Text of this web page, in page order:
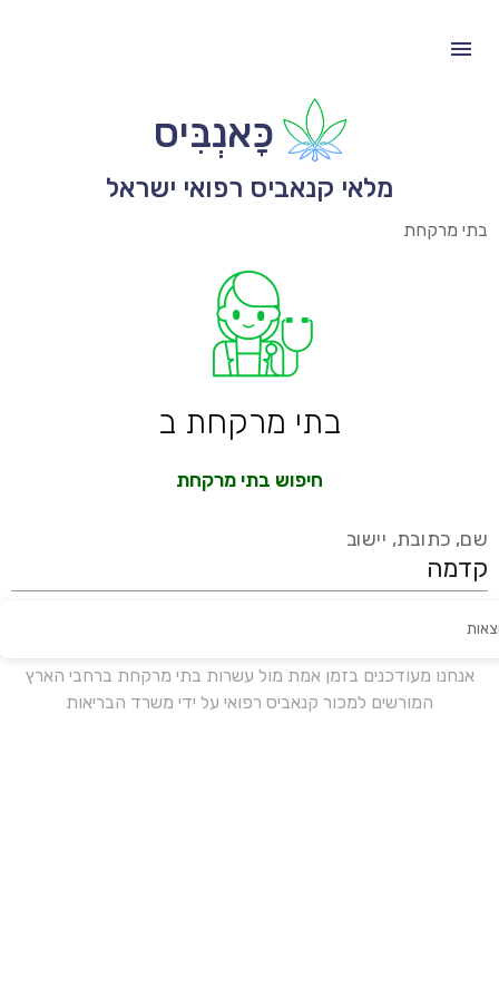
כָּאנְבִּיס
מלאי קנאביס רפואי ישראל
בתי מרקחת
בתי מרקחת ב
חיפוש בתי מרקחת
שם, כתובת, יישוב
אנחנו מעודכנים בזמן אמת מול עשרות בתי מרקחת ברחבי הארץ
המורשים למכור קנאביס רפואי על ידי משרד הבריאות